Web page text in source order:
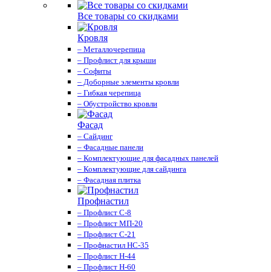
Все товары со скидками
Кровля
– Металлочерепица
– Профлист для крыши
– Софиты
– Доборные элементы кровли
– Гибкая черепица
– Обустройство кровли
Фасад
– Сайдинг
– Фасадные панели
– Комплектующие для фасадных панелей
– Комплектующие для сайдинга
– Фасадная плитка
Профнастил
– Профлист С-8
– Профлист МП-20
– Профлист С-21
– Профнастил НС-35
– Профлист Н-44
– Профлист Н-60